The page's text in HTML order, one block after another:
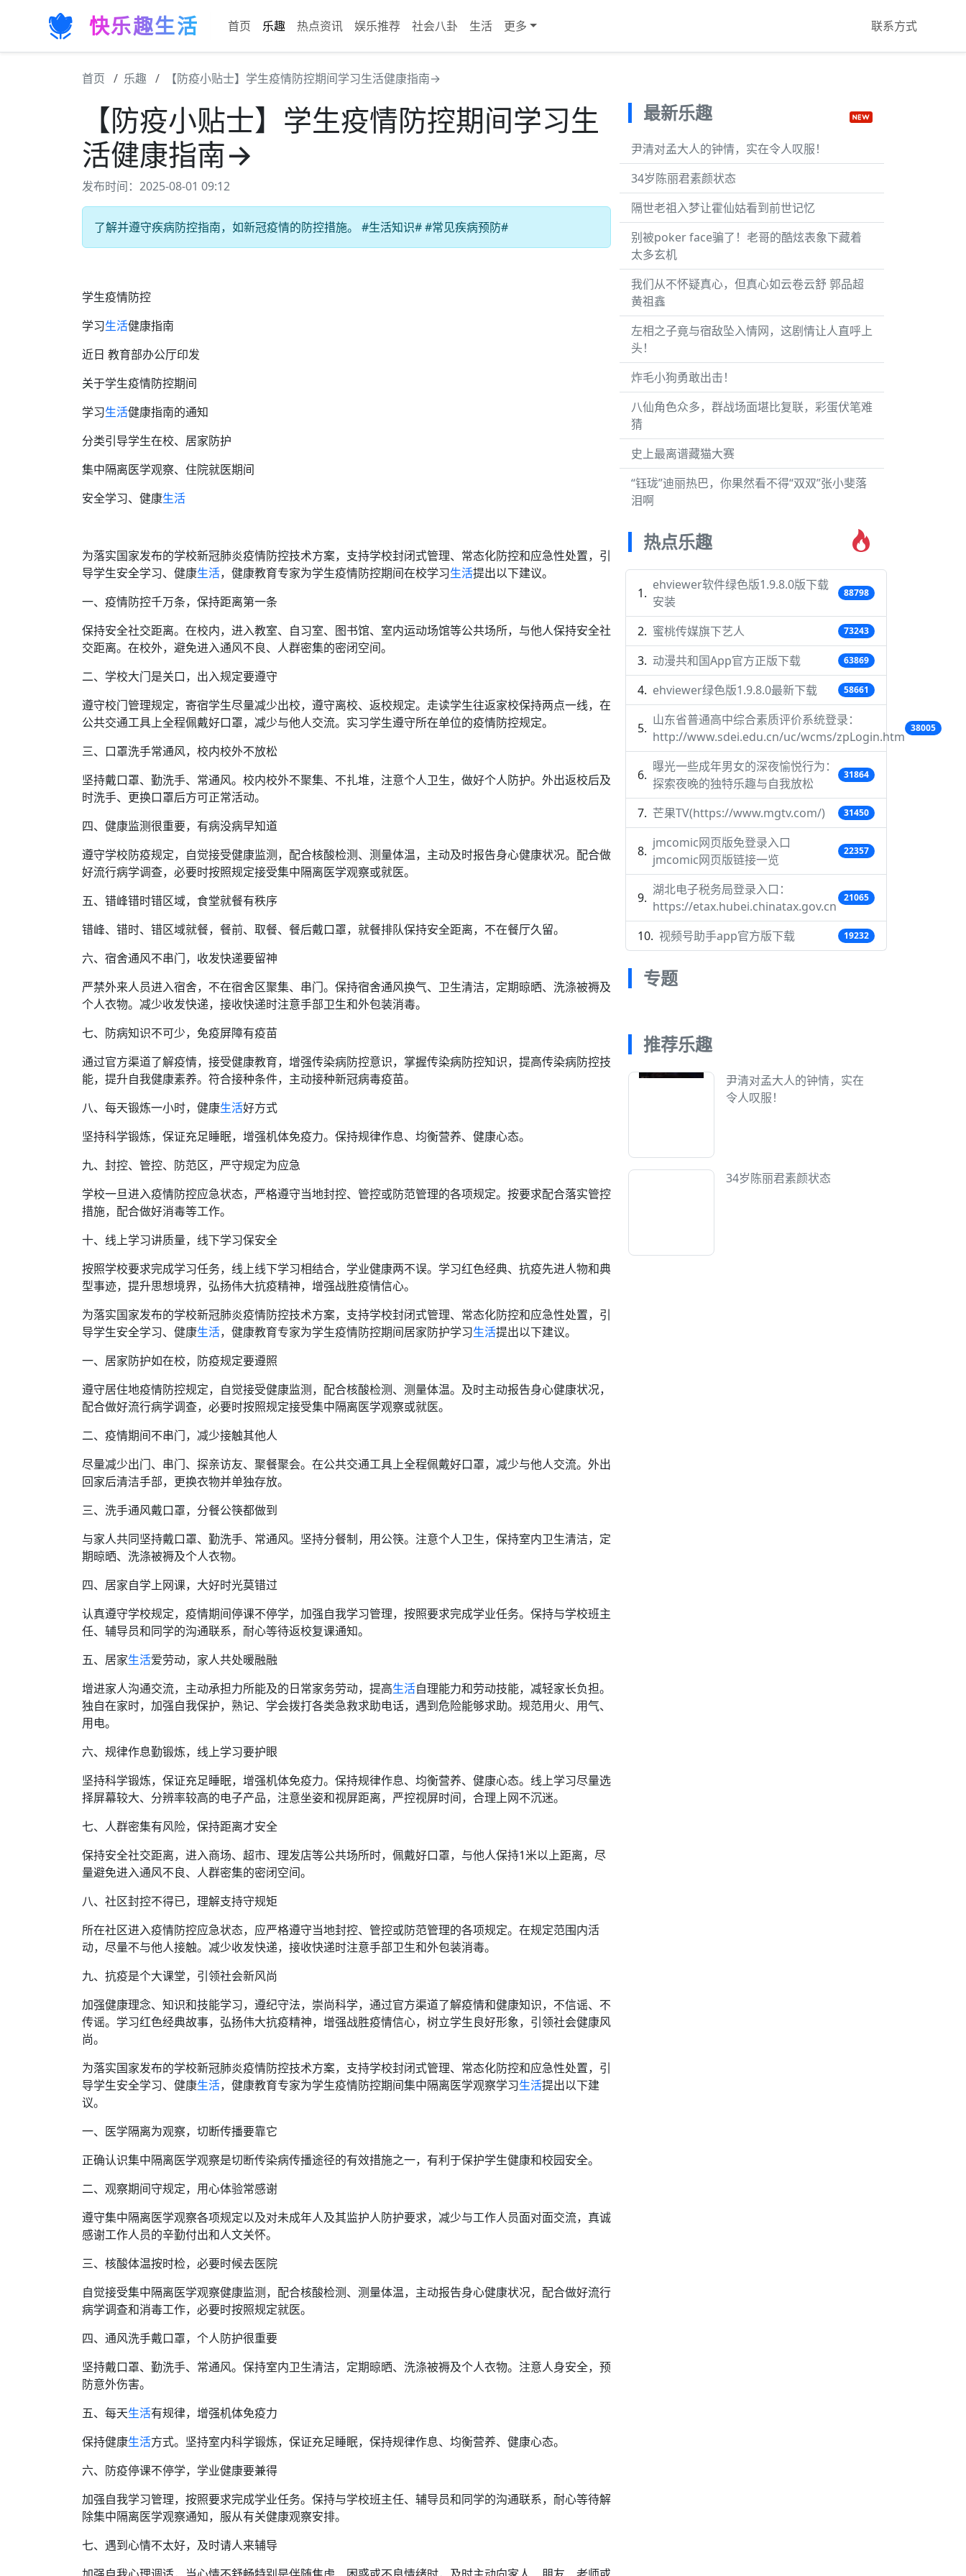
快乐趣生活 首页 乐趣 热点资讯 娱乐推荐 社会八卦 生活 更多 联系方式
首页 乐趣 【防疫小贴士】学生疫情防控期间学习生活健康指南→
【防疫小贴士】学生疫情防控期间学习生
活健康指南→
发布时间：2025-08-01 09:12
了解并遵守疾病防控指南，如新冠疫情的防控措施。 #生活知识# #常见疾病预防#
学生疫情防控
学习生活健康指南
近日 教育部办公厅印发
关于学生疫情防控期间
学习生活健康指南的通知
分类引导学生在校、居家防护
集中隔离医学观察、住院就医期间
安全学习、健康生活
为落实国家发布的学校新冠肺炎疫情防控技术方案，支持学校封闭式管理、常态化防控和应急性处置，引
导学生安全学习、健康生活，健康教育专家为学生疫情防控期间在校学习生活提出以下建议。
一、疫情防控千万条，保持距离第一条
保持安全社交距离。在校内，进入教室、自习室、图书馆、室内运动场馆等公共场所，与他人保持安全社
交距离。在校外，避免进入通风不良、人群密集的密闭空间。
二、学校大门是关口，出入规定要遵守
遵守校门管理规定，寄宿学生尽量减少出校，遵守离校、返校规定。走读学生往返家校保持两点一线，在
公共交通工具上全程佩戴好口罩，减少与他人交流。实习学生遵守所在单位的疫情防控规定。
三、口罩洗手常通风，校内校外不放松
坚持戴口罩、勤洗手、常通风。校内校外不聚集、不扎堆，注意个人卫生，做好个人防护。外出返校后及
时洗手、更换口罩后方可正常活动。
四、健康监测很重要，有病没病早知道
遵守学校防疫规定，自觉接受健康监测，配合核酸检测、测量体温，主动及时报告身心健康状况。配合做
好流行病学调查，必要时按照规定接受集中隔离医学观察或就医。
五、错峰错时错区域，食堂就餐有秩序
错峰、错时、错区域就餐，餐前、取餐、餐后戴口罩，就餐排队保持安全距离，不在餐厅久留。
六、宿舍通风不串门，收发快递要留神
严禁外来人员进入宿舍，不在宿舍区聚集、串门。保持宿舍通风换气、卫生清洁，定期晾晒、洗涤被褥及
个人衣物。减少收发快递，接收快递时注意手部卫生和外包装消毒。
七、防病知识不可少，免疫屏障有疫苗
通过官方渠道了解疫情，接受健康教育，增强传染病防控意识，掌握传染病防控知识，提高传染病防控技
能，提升自我健康素养。符合接种条件，主动接种新冠病毒疫苗。
八、每天锻炼一小时，健康生活好方式
坚持科学锻炼，保证充足睡眠，增强机体免疫力。保持规律作息、均衡营养、健康心态。
九、封控、管控、防范区，严守规定为应急
学校一旦进入疫情防控应急状态，严格遵守当地封控、管控或防范管理的各项规定。按要求配合落实管控
措施，配合做好消毒等工作。
十、线上学习讲质量，线下学习保安全
按照学校要求完成学习任务，线上线下学习相结合，学业健康两不误。学习红色经典、抗疫先进人物和典
型事迹，提升思想境界，弘扬伟大抗疫精神，增强战胜疫情信心。
为落实国家发布的学校新冠肺炎疫情防控技术方案，支持学校封闭式管理、常态化防控和应急性处置，引
导学生安全学习、健康生活，健康教育专家为学生疫情防控期间居家防护学习生活提出以下建议。
一、居家防护如在校，防疫规定要遵照
遵守居住地疫情防控规定，自觉接受健康监测，配合核酸检测、测量体温。及时主动报告身心健康状况，
配合做好流行病学调查，必要时按照规定接受集中隔离医学观察或就医。
二、疫情期间不串门，减少接触其他人
尽量减少出门、串门、探亲访友、聚餐聚会。在公共交通工具上全程佩戴好口罩，减少与他人交流。外出
回家后清洁手部，更换衣物并单独存放。
三、洗手通风戴口罩，分餐公筷都做到
与家人共同坚持戴口罩、勤洗手、常通风。坚持分餐制，用公筷。注意个人卫生，保持室内卫生清洁，定
期晾晒、洗涤被褥及个人衣物。
四、居家自学上网课，大好时光莫错过
认真遵守学校规定，疫情期间停课不停学，加强自我学习管理，按照要求完成学业任务。保持与学校班主
任、辅导员和同学的沟通联系，耐心等待返校复课通知。
五、居家生活爱劳动，家人共处暖融融
增进家人沟通交流，主动承担力所能及的日常家务劳动，提高生活自理能力和劳动技能，减轻家长负担。
独自在家时，加强自我保护，熟记、学会拨打各类急救求助电话，遇到危险能够求助。规范用火、用气、
用电。
六、规律作息勤锻炼，线上学习要护眼
坚持科学锻炼，保证充足睡眠，增强机体免疫力。保持规律作息、均衡营养、健康心态。线上学习尽量选
择屏幕较大、分辨率较高的电子产品，注意坐姿和视屏距离，严控视屏时间，合理上网不沉迷。
七、人群密集有风险，保持距离才安全
保持安全社交距离，进入商场、超市、理发店等公共场所时，佩戴好口罩，与他人保持1米以上距离，尽
量避免进入通风不良、人群密集的密闭空间。
八、社区封控不得已，理解支持守规矩
所在社区进入疫情防控应急状态，应严格遵守当地封控、管控或防范管理的各项规定。在规定范围内活
动，尽量不与他人接触。减少收发快递，接收快递时注意手部卫生和外包装消毒。
九、抗疫是个大课堂，引领社会新风尚
加强健康理念、知识和技能学习，遵纪守法，崇尚科学，通过官方渠道了解疫情和健康知识，不信谣、不
传谣。学习红色经典故事，弘扬伟大抗疫精神，增强战胜疫情信心，树立学生良好形象，引领社会健康风
尚。
为落实国家发布的学校新冠肺炎疫情防控技术方案，支持学校封闭式管理、常态化防控和应急性处置，引
导学生安全学习、健康生活，健康教育专家为学生疫情防控期间集中隔离医学观察学习生活提出以下建
议。
一、医学隔离为观察，切断传播要靠它
正确认识集中隔离医学观察是切断传染病传播途径的有效措施之一，有利于保护学生健康和校园安全。
二、观察期间守规定，用心体验常感谢
遵守集中隔离医学观察各项规定以及对未成年人及其监护人防护要求，减少与工作人员面对面交流，真诚
感谢工作人员的辛勤付出和人文关怀。
三、核酸体温按时检，必要时候去医院
自觉接受集中隔离医学观察健康监测，配合核酸检测、测量体温，主动报告身心健康状况，配合做好流行
病学调查和消毒工作，必要时按照规定就医。
四、通风洗手戴口罩，个人防护很重要
坚持戴口罩、勤洗手、常通风。保持室内卫生清洁，定期晾晒、洗涤被褥及个人衣物。注意人身安全，预
防意外伤害。
五、每天生活有规律，增强机体免疫力
保持健康生活方式。坚持室内科学锻炼，保证充足睡眠，保持规律作息、均衡营养、健康心态。
六、防疫停课不停学，学业健康要兼得
加强自我学习管理，按照要求完成学业任务。保持与学校班主任、辅导员和同学的沟通联系，耐心等待解
除集中隔离医学观察通知，服从有关健康观察安排。
七、遇到心情不太好，及时请人来辅导
最新乐趣
尹清对孟大人的钟情，实在令人叹服！
34岁陈丽君素颜状态
隔世老祖入梦让霍仙姑看到前世记忆
别被poker face骗了！老哥的酷炫表象下藏着
太多玄机
我们从不怀疑真心，但真心如云卷云舒 郭品超
黄祖鑫
左相之子竟与宿敌坠入情网，这剧情让人直呼上
头！
炸毛小狗勇敢出击！
八仙角色众多，群战场面堪比复联，彩蛋伏笔难
猜
史上最离谱藏猫大赛
“钰珑”迪丽热巴，你果然看不得“双双”张小斐落
泪啊
热点乐趣
ehviewer软件绿色版1.9.8.0版下载
安装
88798
蜜桃传媒旗下艺人 73243
动漫共和国App官方正版下载 63869
ehviewer绿色版1.9.8.0最新下载 58661
山东省普通高中综合素质评价系统登录：
http://www.sdei.edu.cn/uc/wcms/zpLogin.htm
38005
曝光一些成年男女的深夜愉悦行为：
探索夜晚的独特乐趣与自我放松
31864
芒果TV(https://www.mgtv.com/) 31450
jmcomic网页版免登录入口
jmcomic网页版链接一览
22357
湖北电子税务局登录入口：
https://etax.hubei.chinatax.gov.cn
21065
视频号助手app官方版下载 19232
专题
推荐乐趣
尹清对孟大人的钟情，实在
令人叹服！
34岁陈丽君素颜状态